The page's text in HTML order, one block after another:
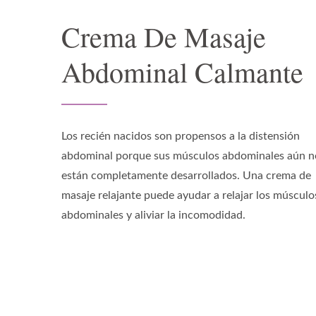
Crema De Masaje
Abdominal Calmante
Los recién nacidos son propensos a la distensión
abdominal porque sus músculos abdominales aún
están completamente desarrollados. Una crema de
masaje relajante puede ayudar a relajar los
abdominales y aliviar la incomodidad.